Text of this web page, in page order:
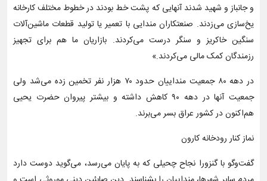
و جانباز و شهید شدند آنهایی که پشت خط بودند در خطوط مختلف کارخانه
یخ‌سازی می‌زدند. صنعتکاران مندایی با تعمیر یا تولید قطعات ماشین‌آلات
سنگین خاکریز و سنگر درست می‌کردند. بازاریان ما هم برای تجهیز
رزمندگان کمک مالی می‌کردند.»
در دهه ۸۰ جمعیت منداییان حدود ۷۰ هزار نفر تخمین زده می‌شد ولی
جمعیت آنها در دهه ۹۰ کاهش داشته و بیشتر پیروان حضرت یحیی
هم‌اکنون در کشور عراق بسر می‌برند.
نماز کنار رودخانه کارون
گفت‌وگو با گنزورا نجاح چحیلی که به پایان می‌رسد، می‌گوید دوست دارد